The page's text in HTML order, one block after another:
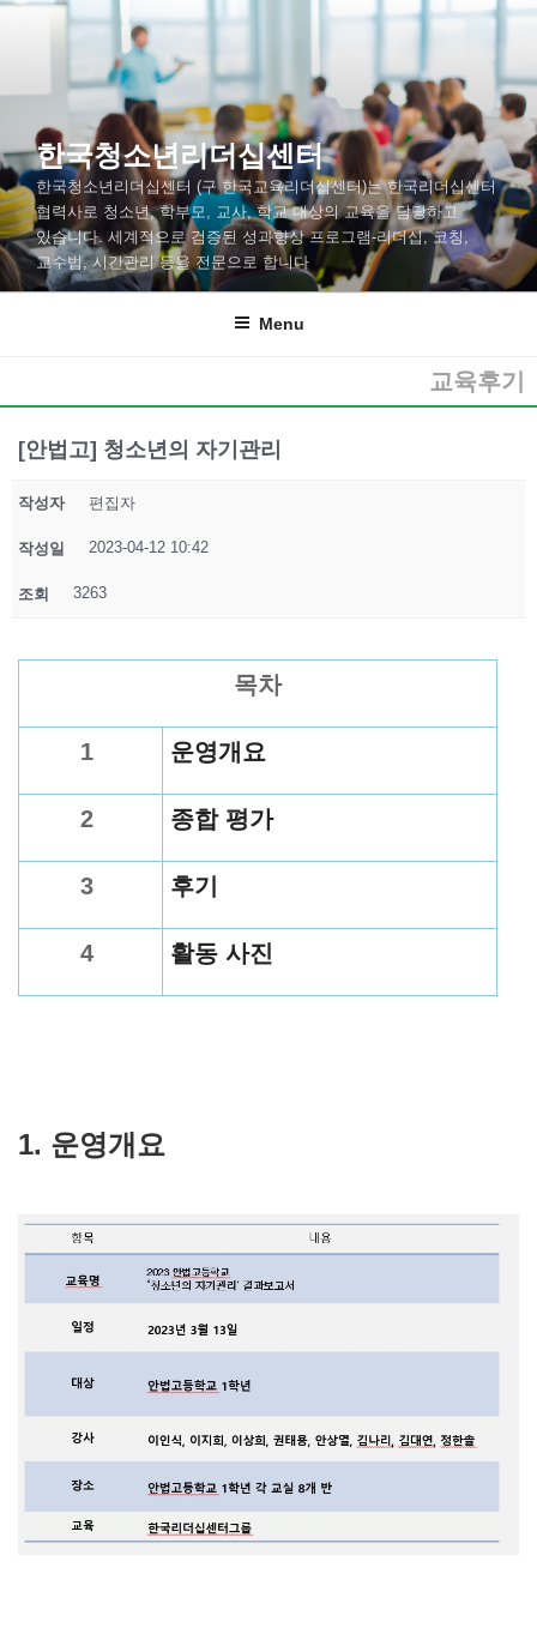
한국청소년리더십센터
한국청소년리더십센터 (구 한국교육리더십센터)는 한국리더십센터
협력사로 청소년, 학부모, 교사, 학교 대상의 교육을 담당하고
있습니다. 세계적으로 검증된 성과향상 프로그램-리더십, 코칭,
교수법, 시간관리 등을 전문으로 합니다
Menu
교육후기
[안법고] 청소년의 자기관리
작성자 편집자
작성일 2023-04-12 10:42
조회 3263
목차
1 운영개요
2 종합 평가
3 후기
4 활동 사진
1. 운영개요